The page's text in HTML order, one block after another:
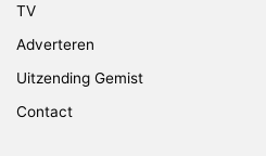
TV
Adverteren
Uitzending Gemist
Contact